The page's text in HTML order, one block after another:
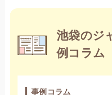
池袋のジ
例コラム
事例コラム